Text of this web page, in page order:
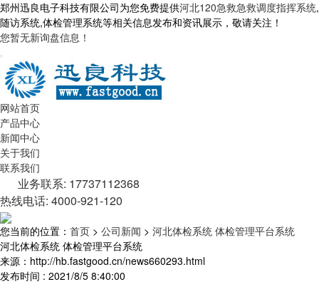
郑州迅良电子科技有限公司为您免费提供河北120急救急救调度指挥系统,
随访系统,体检管理系统等相关信息发布和资讯展示，敬请关注！
您暂无新询盘信息！
网站首页
产品中心
新闻中心
关于我们
联系我们
业务联系: 17737112368
热线电话: 4000-921-120
您当前的位置： 首页 > 公司新闻 > 河北体检系统 体检管理平台系统
河北体检系统 体检管理平台系统
来源：http://hb.fastgood.cn/news660293.html
发布时间 : 2021/8/5 8:40:00